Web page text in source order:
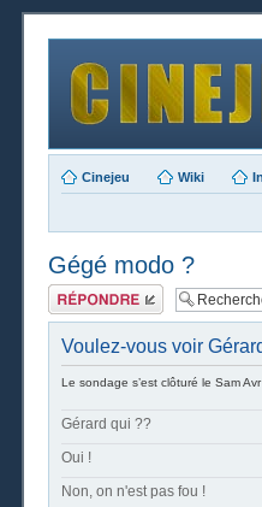
Cinejeu Wiki
Gégé modo ?
Publier une
réponse
Voulez-vous voir
Le sondage s’est clôturé le Sam
Gérard qui ??
Oui !
Non, on n'est pas fou !